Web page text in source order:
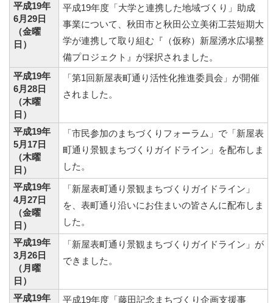
平成19年
6月29日
（金曜
日）
平成19年度「大学と連携した地域づくり」助成
事業について、秋田市と秋田公立美術工芸短期大
学が連携して取り組む『（仮称）新屋湧水広場整
備プロジェクト』が採択されました。
平成19年
6月28日
（木曜
日）
「第1回新屋表町通り活性化推進委員会」が開催
されました。
平成19年
5月17日
（木曜
日）
「市民参加のまちづくりフォーラム」で「新屋表
町通り景観まちづくりガイドライン」を配布しま
した。
平成19年
4月27日
（金曜
日）
「新屋表町通り景観まちづくりガイドライン」
を、表町通り沿いにお住まいの皆さんに配布しま
した。
平成19年
3月26日
（月曜
日）
「新屋表町通り景観まちづくりガイドライン」が
できました。
平成19年
平成19年度「藤田記念まちづくり企画支援事